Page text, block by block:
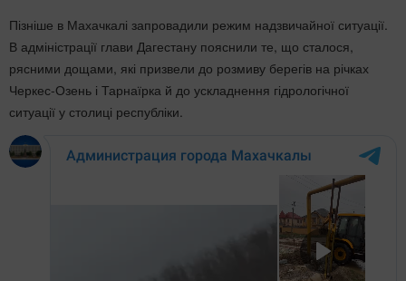
Пізніше в Махачкалі запровадили режим надзвичайної ситуації.
В адміністрації глави Дагестану пояснили те, що сталося,
рясними дощами, які призвели до розмиву берегів на річках
Черкес-Озень і Тарнаїрка й до ускладнення гідрологічної
ситуації у столиці республіки.